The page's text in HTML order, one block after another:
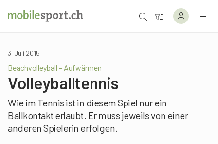
3. Juli 2015
Beachvolleyball – Aufwärmen
Volleyballtennis
Wie im Tennis ist in diesem Spiel nur ein
Ballkontakt erlaubt. Er muss jeweils von einer
anderen Spielerin erfolgen.